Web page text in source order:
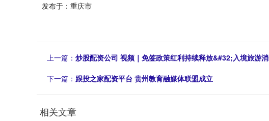
发布于：重庆市
上一篇： 炒股配资公司 视频｜免签政策红利持续释放&#32;入境旅游
下一篇： 跟投之家配资平台 贵州教育融媒体联盟成立
相关文章